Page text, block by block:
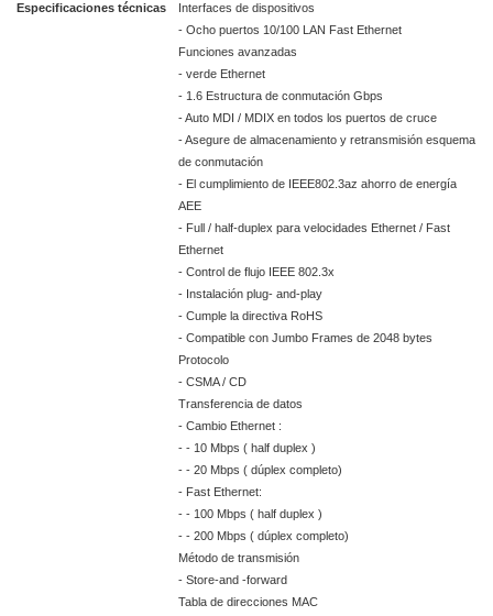
Especificaciones técnicas
Interfaces de dispositivos
- Ocho puertos 10/100 LAN Fast Ethernet
Funciones avanzadas
- verde Ethernet
- 1.6 Estructura de conmutación Gbps
- Auto MDI / MDIX en todos los puertos de cruce
- Asegure de almacenamiento y retransmisión esquema
de conmutación
- El cumplimiento de IEEE802.3az ahorro de energía
AEE
- Full / half-duplex para velocidades Ethernet / Fast
Ethernet
- Control de flujo IEEE 802.3x
- Instalación plug- and-play
- Cumple la directiva RoHS
- Compatible con Jumbo Frames de 2048 bytes
Protocolo
- CSMA / CD
Transferencia de datos
- Cambio Ethernet :
- - 10 Mbps ( half duplex )
- - 20 Mbps ( dúplex completo)
- Fast Ethernet:
- - 100 Mbps ( half duplex )
- - 200 Mbps ( dúplex completo)
Método de transmisión
- Store-and -forward
Tabla de direcciones MAC